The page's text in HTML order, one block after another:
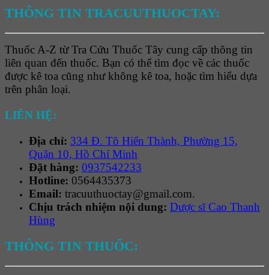
THÔNG TIN TRACUUTHUOCTAY:
Thuốc A-Z từ Tra Cứu Thuốc Tây cung cấp thông tin
liên quan đến thuốc. Bạn có thể tìm đọc về các thuốc
được kê toa cũng như không kê toa, hoặc tìm hiểu dựa
trên phân loại.
LIÊN HỆ:
Địa chỉ: 334 Đ. Tô Hiến Thành, Phường 15,
Quận 10, Hồ Chí Minh
Đặt hàng: 0937542233
Hotline: 0564435373
Email: tracuuthuoctay@gmail.com.
Chịu trách nhiệm nội dung: Dược sĩ Cao Thanh
Hùng
THÔNG TIN THUỐC: